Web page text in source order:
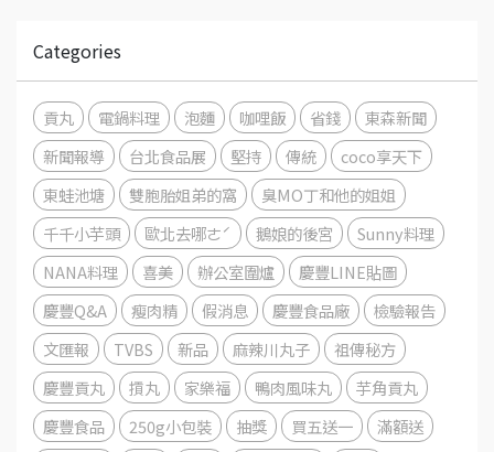
Categories
貢丸 電鍋料理 泡麵 咖哩飯 省錢
東森新聞
新聞報導
台北食品展 堅持 傳統
coco享天下
東蛙池塘
雙胞胎姐弟的窩
臭MO丁和他的姐姐
千千小芋頭
歐北去哪ㄜˊ 鵝娘的後宮
Sunny料理
NANA料理
喜美 辦公室圍爐
慶豐LINE貼圖
慶豐Q&A
瘦肉精 假消息 慶豐食品廠
檢驗報告
文匯報
TVBS 新品 麻辣川丸子
祖傳秘方
慶豐貢丸
摃丸 家樂福 鴨肉風味丸
芋角貢丸
慶豐食品
250g小包裝 抽獎 買五送一
滿額送